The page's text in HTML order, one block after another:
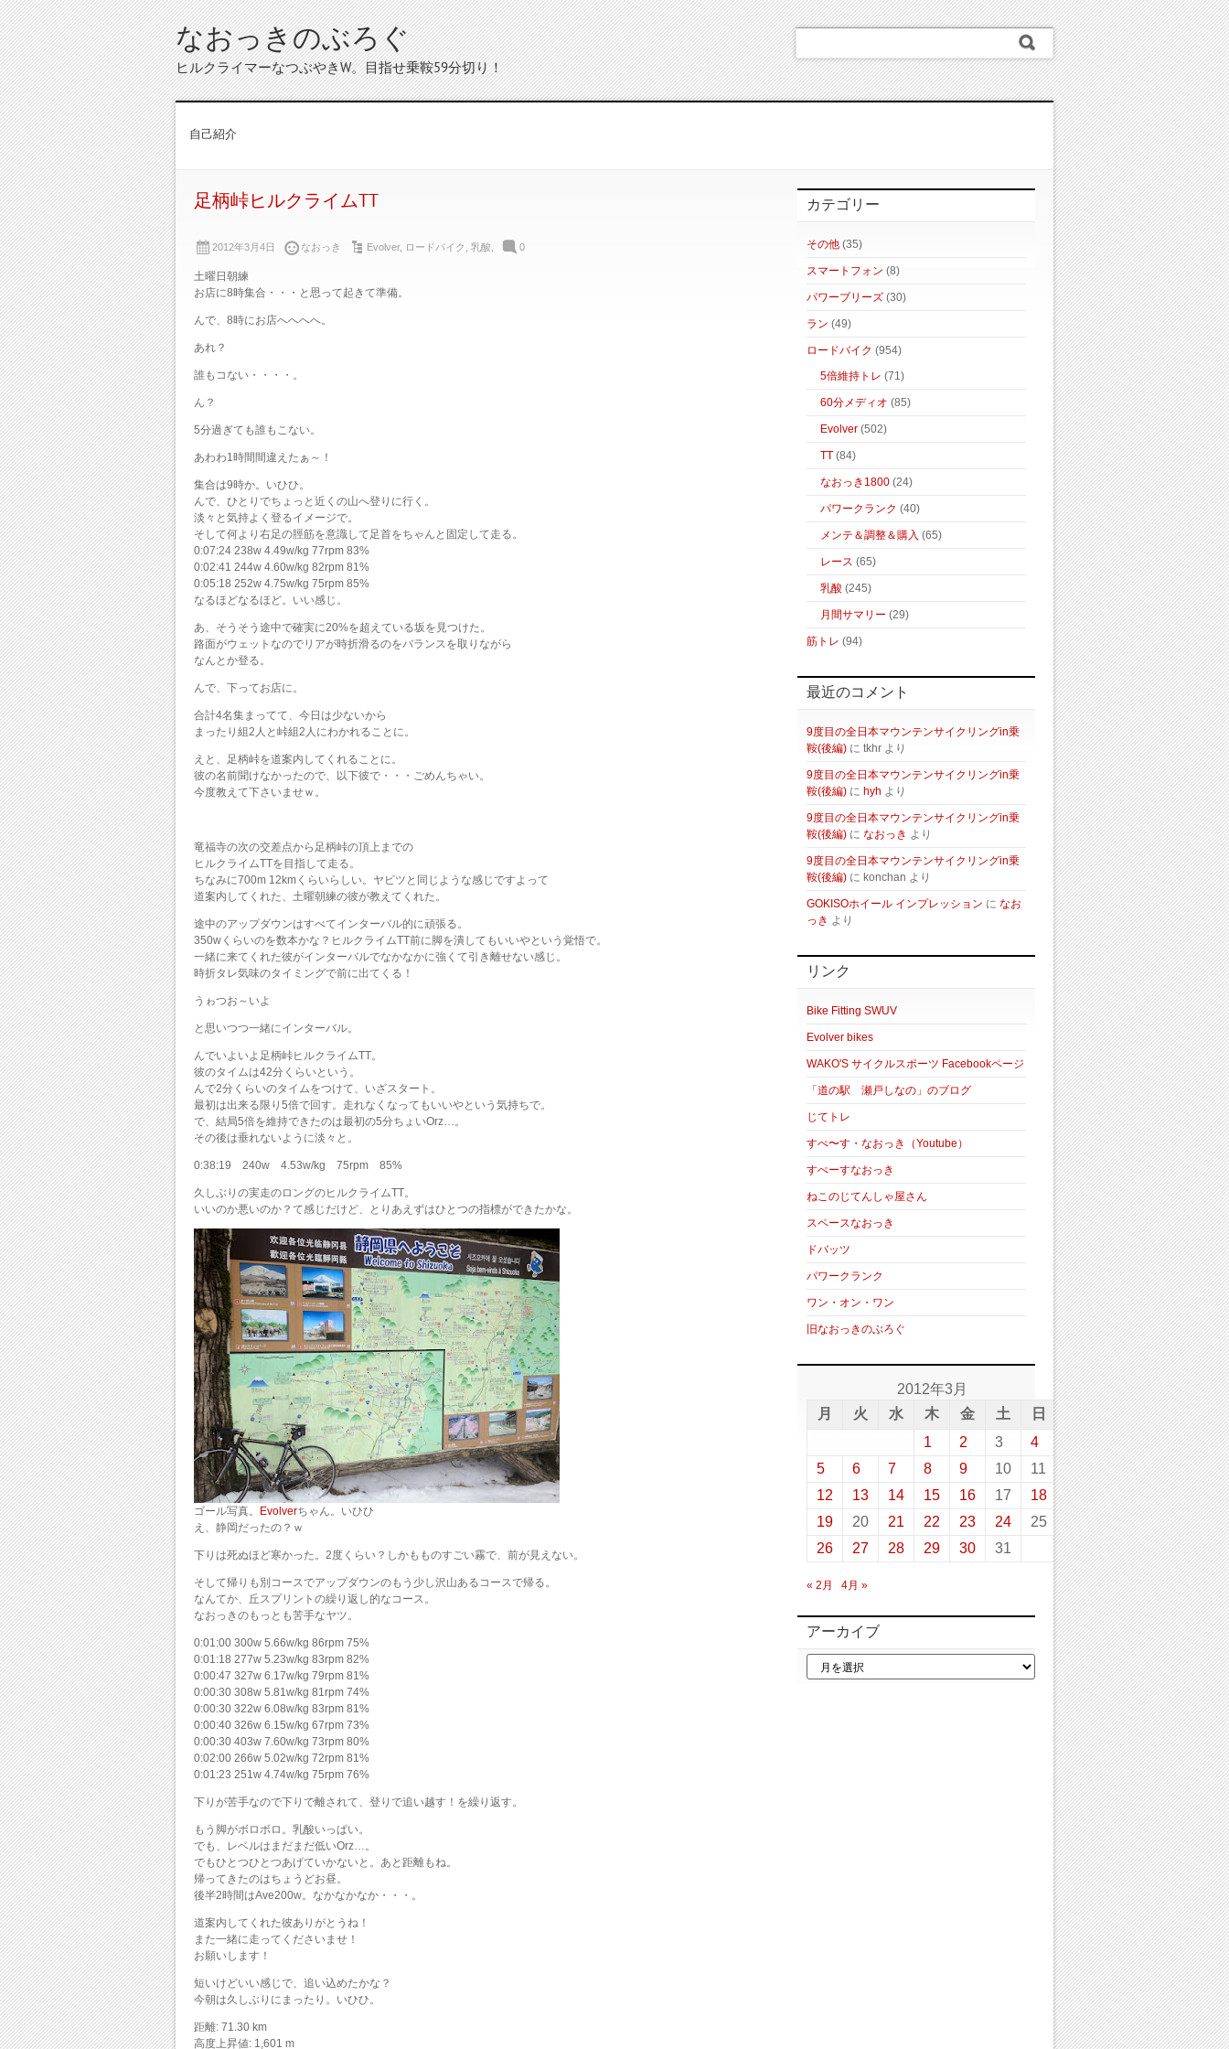
なおっきのぶろぐ
ヒルクライマーなつぶやきW。目指せ乗鞍59分切り！
自己紹介
足柄峠ヒルクライムTT
2012年3月4日 なおっき Evolver, ロードバイク 乳酸 0
土曜日朝練
お店に8時集合・・・と思って起きて準備。
んで、8時にお店へへへへ。
あれ？
誰もコない・・・・。
ん？
5分過ぎても誰もこない。
あわわ1時間間違えたぁ～！
集合は9時か。いひひ。
んで、ひとりでちょっと近くの山へ登りに行く。
淡々と気持よく登るイメージで。
そして何より右足の脛筋を意識して足首をちゃんと固定して走る。
0:07:24 238w 4.49w/kg 77rpm 83%
0:02:41 244w 4.60w/kg 82rpm 81%
0:05:18 252w 4.75w/kg 75rpm 85%
なるほどなるほど。いい感じ。
あ、そうそう途中で確実に20%を超えている坂を見つけた。
路面がウェットなのでリアが時折滑るのをバランスを取りながら
なんとか登る。
んで、下ってお店に。
合計4名集まってて、今日は少ないから
まったり組2人と峠組2人にわかれることに。
えと、足柄峠を道案内してくれることに。
彼の名前聞けなかったので、以下彼で・・・ごめんちゃい。
今度教えて下さいませｗ。
竜福寺の次の交差点から足柄峠の頂上までの
ヒルクライムTTを目指して走る。
ちなみに700m 12kmくらいらしい。ヤビツと同じような感じですよって
道案内してくれた、土曜朝練の彼が教えてくれた。
途中のアップダウンはすべてインターバル的に頑張る。
350wくらいのを数本かな？ヒルクライムTT前に脚を潰してもいいやという覚悟で。
一緒に来てくれた彼がインターバルでなかなかに強くて引き離せない感じ。
時折タレ気味のタイミングで前に出てくる！
うゎつお～いよ
と思いつつ一緒にインターバル。
んでいよいよ足柄峠ヒルクライムTT。
彼のタイムは42分くらいという。
んで2分くらいのタイムをつけて、いざスタート。
最初は出来る限り5倍で回す。走れなくなってもいいやという気持ちで。
で、結局5倍を維持できたのは最初の5分ちょいOrz…。
その後は垂れないように淡々と。
0:38:19 240w 4.53w/kg 75rpm 85%
久しぶりの実走のロングのヒルクライムTT。
いいのか悪いのか？て感じだけど、とりあえずはひとつの指標ができたかな。
ゴール写真。 Evolverちゃん。いひひ
え、静岡だったの？ｗ
下りは死ぬほど寒かった。2度くらい？しかもものすごい霧で、前が見えない。
そして帰りも別コースでアップダウンのもう少し沢山あるコースで帰る。
なんてか、丘スプリントの繰り返し的なコース。
なおっきのもっとも苦手なヤツ。
0:01:00 300w 5.66w/kg 86rpm 75%
0:01:18 277w 5.23w/kg 83rpm 82%
0:00:47 327w 6.17w/kg 79rpm 81%
0:00:30 308w 5.81w/kg 81rpm 74%
0:00:30 322w 6.08w/kg 83rpm 81%
0:00:40 326w 6.15w/kg 67rpm 73%
0:00:30 403w 7.60w/kg 73rpm 80%
0:02:00 266w 5.02w/kg 72rpm 81%
0:01:23 251w 4.74w/kg 75rpm 76%
下りが苦手なので下りで離されて、登りで追い越す！を繰り返す。
もう脚がボロボロ。乳酸いっぱい。
でも、レベルはまだまだ低いOrz…。
でもひとつひとつあげていかないと。あと距離もね。
帰ってきたのはちょうどお昼。
後半2時間はAve200w。なかなかなか・・・。
道案内してくれた彼ありがとうね！
また一緒に走ってくださいませ！
お願いします！
短いけどいい感じで、追い込めたかな？
今朝は久しぶりにまったり。いひひ。
距離: 71.30 km
高度上昇値: 1,601 m
カテゴリー
その他 (35)
スマートフォン (8)
パワーブリーズ (30)
ラン (49)
ロードバイク (954)
5倍維持トレ (71)
60分メディオ (85)
Evolver (502)
TT (84)
なおっき1800 (24)
パワークランク (40)
メンテ＆調整＆購入 (65)
レース (65)
乳酸 (245)
月間サマリー (29)
筋トレ (94)
最近のコメント
9度目の全日本マウンテンサイクリングin乗
鞍(後編) に tkhr より
9度目の全日本マウンテンサイクリングin乗
鞍(後編) に hyh より
9度目の全日本マウンテンサイクリングin乗
鞍(後編) に なおっき より
9度目の全日本マウンテンサイクリングin乗
鞍(後編) に konchan より
GOKISOホイール インプレッション に なお
っき より
リンク
Bike Fitting SWUV
Evolver bikes
WAKO'S サイクルスポーツ Facebookページ
「道の駅 瀬戸しなの」のブログ
じてトレ
すぺ〜す・なおっき（Youtube）
すぺーすなおっき
ねこのじてんしゃ屋さん
スペースなおっき
ドバッツ
パワークランク
ワン・オン・ワン
旧なおっきのぶろぐ
2012年3月
月
火 水 木 金 土
日
1
2 3
4
5
6 7 8 9 10
11
12
13 14 15 16 17
18
19
20 21 22 23 24
25
26
27 28 29 30 31
« 2月 4月 »
アーカイブ
ア